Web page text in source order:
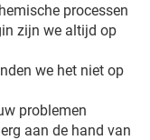
processen
zijn we altijd op
we het niet op
problemen
aan de hand van